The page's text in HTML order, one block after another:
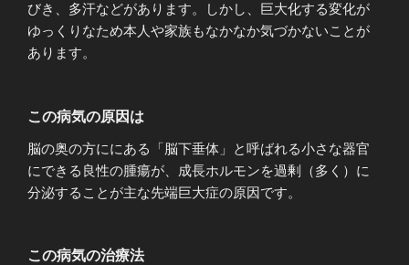
びき、多汗などがあります。しかし、巨大化する変化が
ゆっくりなため本人や家族もなかなか気づかないことが
あります。
この病気の原因は
脳の奥の方ににある「脳下垂体」と呼ばれる小さな器官
にできる良性の腫瘍が、成長ホルモンを過剰（多く）に
分泌することが主な先端巨大症の原因です。
この病気の治療法